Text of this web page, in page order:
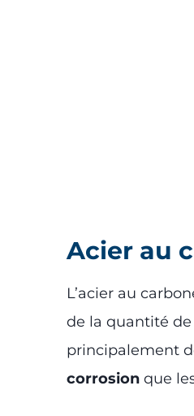
Acier au
L’acier au
de la quantité
principalement
corrosion que